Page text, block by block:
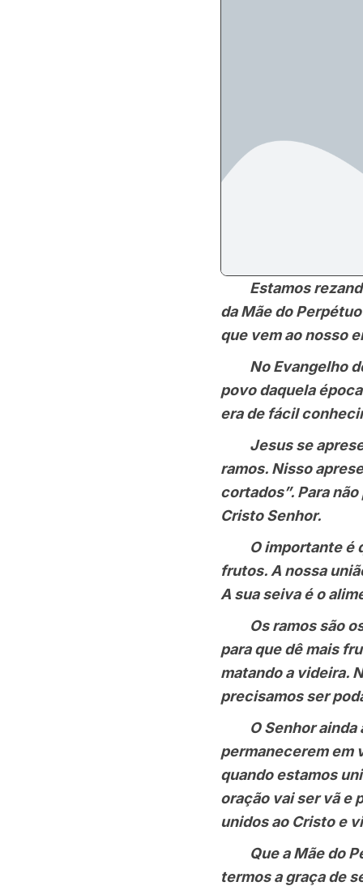
Estamos rezando
da Mãe do
que vem ao nosso
No Evangelho de
povo daquela
era de fácil
Jesus se
ramos. Nisso
cortados”. Para
Cristo Senhor.
O importante é
frutos. A nossa
A sua seiva é o
Os ramos são os
para que dê mais
matando a videira.
precisamos ser
O Senhor ainda
permanecerem em
quando estamos
oração vai ser vã e
unidos ao Cristo e
Que a Mãe do
termos a graça de